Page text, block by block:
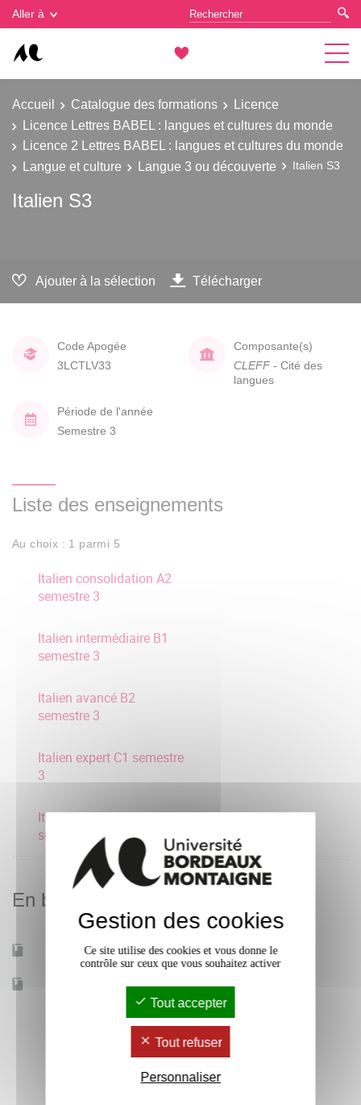
Aller à
Accueil Catalogue des formations
Licence
Licence Lettres BABEL : langues et cultures du monde
Licence 2 Lettres BABEL : langues et cultures du monde
Langue et culture
Langue 3 ou découverte Italien S3
Italien S3
Ajouter à la sélection Télécharger
Code Apogée
3LCTLV33
Composante(s)
CLEFF - Cité des
langues
Période de l'année
Semestre 3
Liste des enseignements
Au choix : 1 parmi 5
Italien consolidation A2
semestre 3
Italien intermédiaire B1
semestre 3
Italien avancé B2
semestre 3
Italien expert C1 semestre
3
Italien débutant A1
semestre 3
En bref
Mobilité d'études Oui
Accessible à distance Non
Gestion des cookies
Gestion des cookies
Ce site utilise des cookies et vous donne le
contrôle sur ceux que vous souhaitez activer
Tout accepter
Tout refuser
Personnaliser